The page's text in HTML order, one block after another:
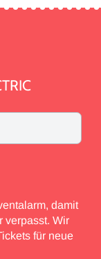
damit
verpasst. Wir
für neue